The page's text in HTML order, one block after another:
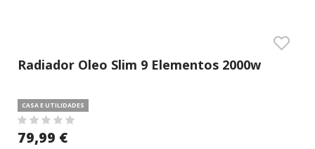
Radiador Oleo Slim 9 Elementos 2000w
CASA E UTILIDADES
79,99 €